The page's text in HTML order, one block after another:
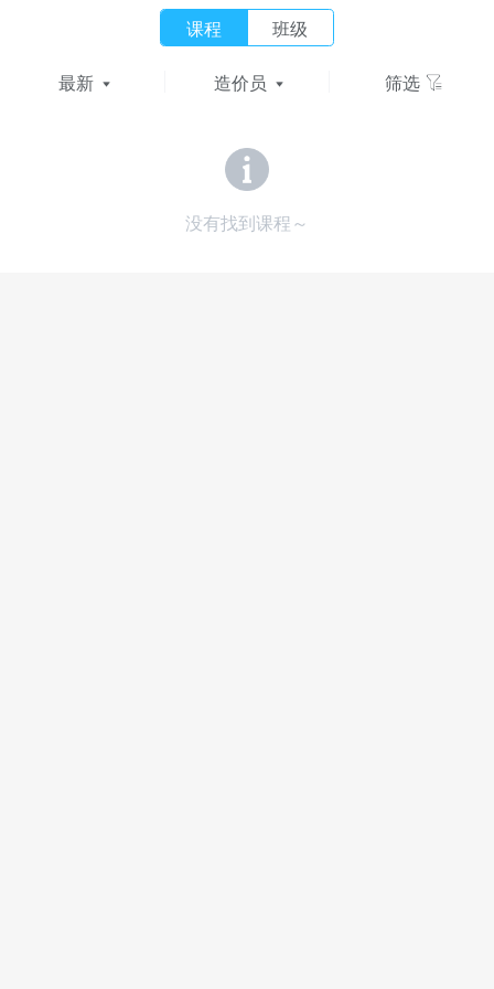
课程 班级
最新 造价员 筛选
没有找到课程～